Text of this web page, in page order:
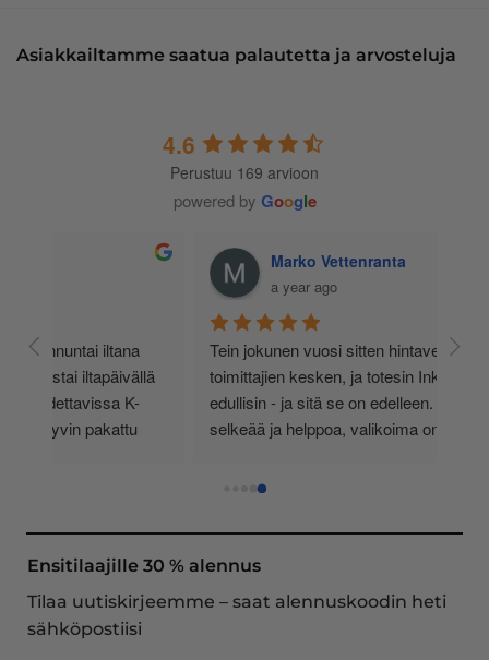
Asiakkailtamme saatua palautetta ja arvosteluja
4.6
Perustuu 169 arvioon
powered by Google
Marko Vettenranta
Tein jokunen vuosi sitten hintavertailua eri
toimittajien kesken, ja totesin Inkkarin olevan
edullisin - ja sitä se on edelleen. Tilaaminen on
selkeää ja helppoa, valikoima on valtava,
asiakaspalvelu todella ripeää (s-postin kautta) ja
oli noudettavissa postin lokerosta tänään!! En
näe mitään syytä vaihtaa toimittajaa. Kaikki on
ollut mitään moitittavaa! Lämmin suositus!
Ensitilaajille 30 % alennus
Tilaa uutiskirjeemme – saat alennuskoodin heti
sähköpostiisi